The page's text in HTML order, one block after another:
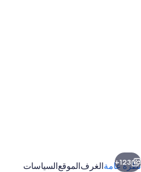
التالي
123+
نظرة عامةالغرفالموقعالسياسات